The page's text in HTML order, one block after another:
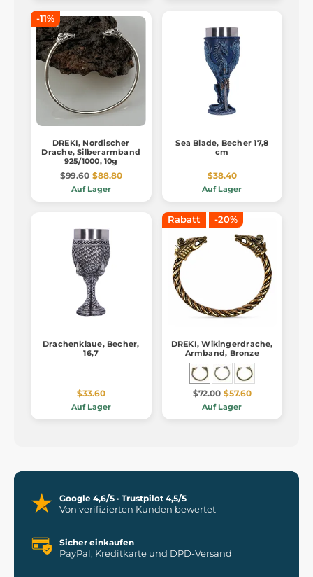
-11%
DREKI, Nordischer
Drache, Silberarmband
925/1000, 10g
$99.60 $88.80
Auf Lager
Sea Blade, Becher 17,8
cm
$38.40
Auf Lager
Drachenklaue, Becher,
16,7
$33.60
Auf Lager
Rabatt -20%
DREKI, Wikingerdrache,
Armband, Bronze
$72.00 $57.60
Auf Lager
Google 4,6/5 · Trustpilot 4,5/5
Von verifizierten Kunden bewertet
Sicher einkaufen
PayPal, Kreditkarte und DPD-Versand